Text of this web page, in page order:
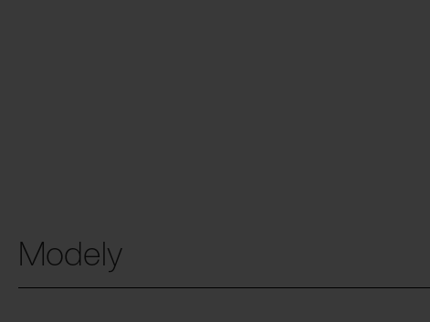
Modely